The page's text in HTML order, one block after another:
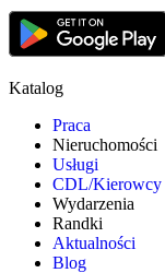
Katalog
Praca
Nieruchomości
Usługi
CDL/Kierowcy
Wydarzenia
Randki
Aktualności
Blog